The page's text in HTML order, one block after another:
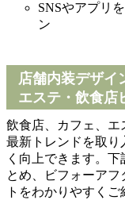
SNSやアプリ
ン
店舗内装デザイ
エステ・飲食店
飲食店、カフェ、エ
最新トレンドを取り
く向上できます。
とめ、ビフォーア
トをわかりやすくご